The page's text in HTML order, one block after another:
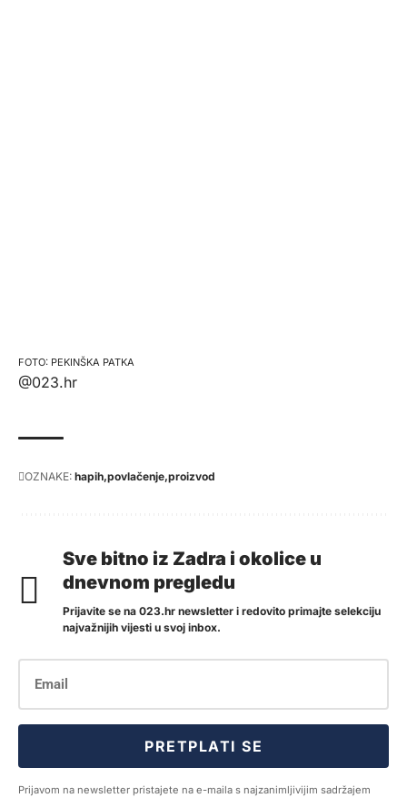
PEKINŠKA PATKA
@023.hr
OZNAKE: hapih povlačenje proizvod
Sve bitno iz Zadra i okolice u
dnevnom pregledu
Prijavite se na 023.hr newsletter i redovito primajte selekciju
najvažnijih vijesti u svoj inbox.
PRETPLATI SE
Prijavom na newsletter pristajete na e-maila s najzanimljivijim sadržajem